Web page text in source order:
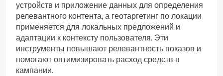
устройств и приложение данных для определения
релевантного контента, а геотаргетинг по локации
применяется для локальных предложений и
адаптации к контексту пользователя. Эти
инструменты повышают релевантность показов и
помогают оптимизировать расход средств в
кампании.